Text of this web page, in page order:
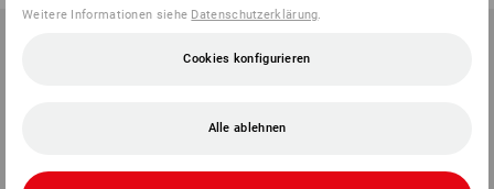
Weitere Informationen siehe Datenschutzerklärung
Cookies konfigurieren
Alle ablehnen